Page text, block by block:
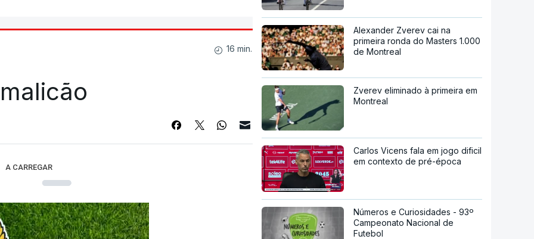
16 min.
A CARREGAR
Alexander Zverev cai na
primeira ronda do Masters 1.000
de Montreal
Zverev eliminado à primeira em
Montreal
Carlos Vicens fala em jogo dificil
em contexto de pré-época
Números e Curiosidades - 93º
Campeonato Nacional de
Futebol